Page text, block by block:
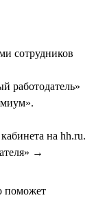
сотрудников
работодатель»
на hh.ru.
→
поможет